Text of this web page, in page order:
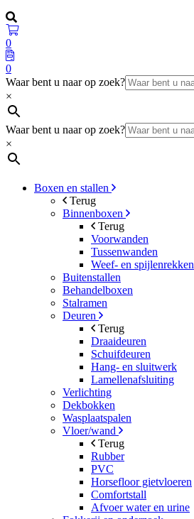
0
0
Waar bent u naar op zoek?
×
Waar bent u naar op zoek?
×
Boxen en stallen
Terug
Binnenboxen
Terug
Voorwanden
Tussenwanden
Weef- en spijlenrekken
Buitenstallen
Behandelboxen
Stalramen
Deuren
Terug
Draaideuren
Schuifdeuren
Hang- en sluitwerk
Lamellenafsluiting
Verlichting
Dekbokken
Wasplaatspalen
Vloer/wand
Terug
Rubber
PVC
Horsefloor gietvloeren
Comfortstall
Afvoer water en urine